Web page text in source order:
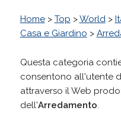
Home> Top >World>
Casa e Giardino >
Questa categoria
consentono all'utente
attraverso il Web
dell'Arredamento.